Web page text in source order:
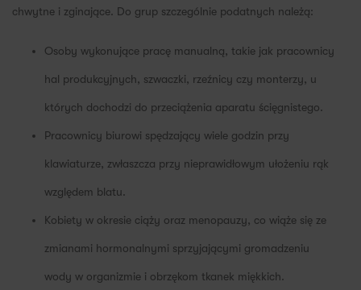
chwytne i zginające. Do grup szczególnie podatnych należą:
Osoby wykonujące pracę manualną, takie jak pracownicy
hal produkcyjnych, szwaczki, rzeźnicy czy monterzy, u
których dochodzi do przeciążenia aparatu ścięgnistego.
Pracownicy biurowi spędzający wiele godzin przy
klawiaturze, zwłaszcza przy nieprawidłowym ułożeniu rąk
względem blatu.
Kobiety w okresie ciąży oraz menopauzy, co wiąże się ze
zmianami hormonalnymi sprzyjającymi gromadzeniu
wody w organizmie i obrzękom tkanek miękkich.